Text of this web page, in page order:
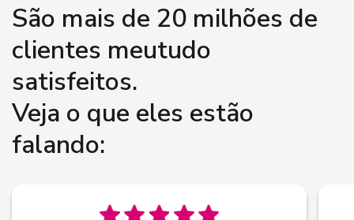
São mais de 20 milhões de
clientes meutudo
satisfeitos.
Veja o que eles estão
falando: